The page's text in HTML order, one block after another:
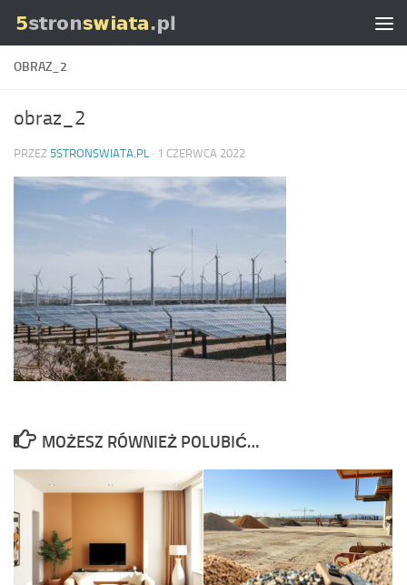
Skip to content
OBRAZ_2
obraz_2
PRZEZ 5STRONSWIATA.PL · 1 CZERWCA 2022
MOŻESZ RÓWNIEŻ POLUBIĆ…